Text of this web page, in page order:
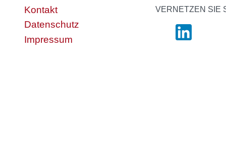
Kontakt
Datenschutz
Impressum
VERNETZEN SIE